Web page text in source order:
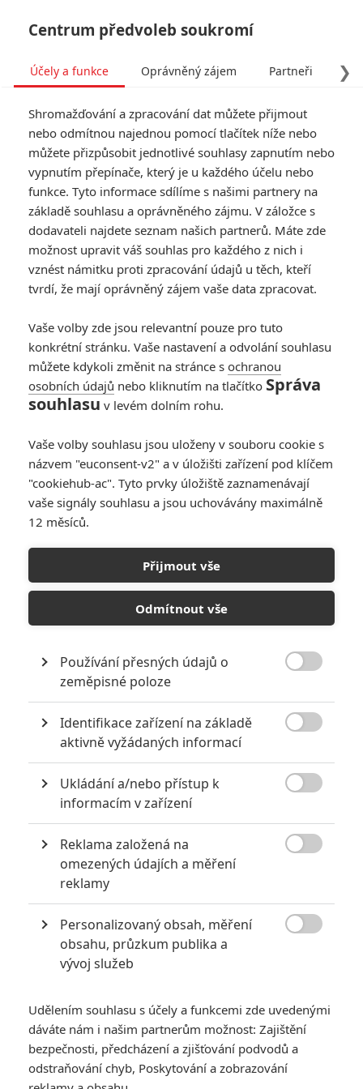
Snoop Dogg: Slavný rapper
dostane životopisný film
Napsal:Michal Janoušek - (Rudmen), 09.07.2025 20:02
KOMENTÁŘE 0
PŘIDAT NOVÝ KOMENTÁŘ
Pro psaní komentářů, se přihlašte.
RECENZE FILMŮ
10
narůžovo
5
Recenze: Záhada strašidelného
zámku úroveň štědrovečerních
pohádek nepozvedla
8 Recenze: Občanská válka
6
Recenze: Godzilla x Kong: Nové
impérium
8 Recenze: Opičí muž
POSLEDNÍ KOMENTOVANÉ
3 ČLÁNEK | 01.08.2026 16:40
Marvel nečekaně zrušil již schválené pokračování
433FILM | 01.08.2026 07:11
1ČLÁNEK | 30.07.2026 20:14
Děti krve a kostí: Regulérní trailer představuje akční fantasy
dobrodružství s vůní Afriky
1
Centrum předvoleb soukromí
❯
Účely a funkce Oprávněný zájem Partneři
Shromažďování a zpracování dat můžete přijmout
nebo odmítnou najednou pomocí tlačítek níže nebo
můžete přizpůsobit jednotlivé souhlasy zapnutím nebo
vypnutím přepínače, který je u každého účelu nebo
funkce. Tyto informace sdílíme s našimi partnery na
základě souhlasu a oprávněného zájmu. V záložce s
dodavateli najdete seznam našich partnerů. Máte zde
možnost upravit váš souhlas pro každého z nich i
vznést námitku proti zpracování údajů u těch, kteří
tvrdí, že mají oprávněný zájem vaše data zpracovat.
Vaše volby zde jsou relevantní pouze pro tuto
konkrétní stránku. Vaše nastavení a odvolání souhlasu
můžete kdykoli změnit na stránce s ochranou
osobních údajů nebo kliknutím na tlačítko Správa
souhlasu v levém dolním rohu.
Vaše volby souhlasu jsou uloženy v souboru cookie s
názvem "euconsent-v2" a v úložišti zařízení pod klíčem
"cookiehub-ac". Tyto prvky úložiště zaznamenávají
vaše signály souhlasu a jsou uchovávány maximálně
12 měsíců.
Přijmout vše
Odmítnout vše
Používání přesných údajů o
zeměpisné poloze
Identifikace zařízení na základě
aktivně vyžádaných informací
Ukládání a/nebo přístup k
informacím v zařízení
Reklama založená na
omezených údajích a měření
reklamy
Personalizovaný obsah, měření
obsahu, průzkum publika a
vývoj služeb
Udělením souhlasu s účely a funkcemi zde uvedenými
dáváte nám i našim partnerům možnost: Zajištění
bezpečnosti, předcházení a zjišťování podvodů a
odstraňování chyb, Poskytování a zobrazování